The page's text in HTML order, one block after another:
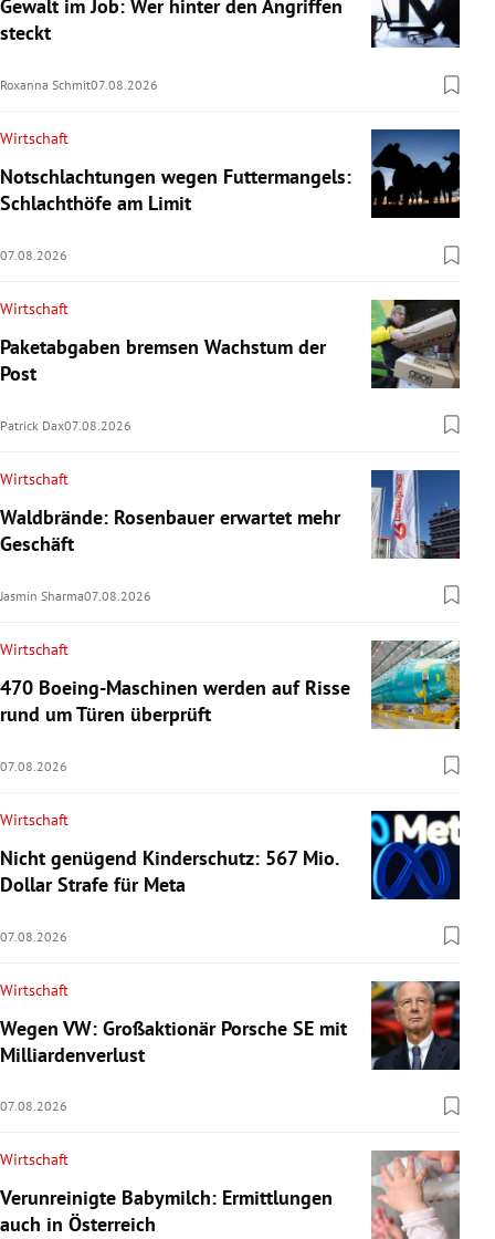
Gewalt im Job: Wer hinter den Angriffen
steckt
Roxanna Schmit07.08.2026
Wirtschaft
Notschlachtungen wegen Futtermangels:
Schlachthöfe am Limit
07.08.2026
Wirtschaft
Paketabgaben bremsen Wachstum der
Post
Patrick Dax07.08.2026
Wirtschaft
Waldbrände: Rosenbauer erwartet mehr
Geschäft
Jasmin Sharma07.08.2026
Wirtschaft
470 Boeing-Maschinen werden auf Risse
rund um Türen überprüft
07.08.2026
Wirtschaft
Nicht genügend Kinderschutz: 567 Mio.
Dollar Strafe für Meta
07.08.2026
Wirtschaft
Wegen VW: Großaktionär Porsche SE mit
Milliardenverlust
07.08.2026
Wirtschaft
Verunreinigte Babymilch: Ermittlungen
auch in Österreich